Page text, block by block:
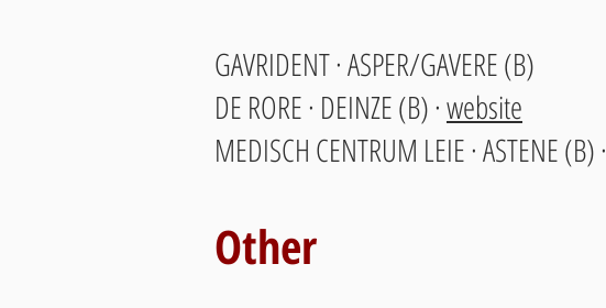
GAVRIDENT · ASPER/GAVERE (B)
DE RORE · DEINZE (B) ·website
MEDISCH CENTRUM LEIE · ASTENE (B) ·
Other